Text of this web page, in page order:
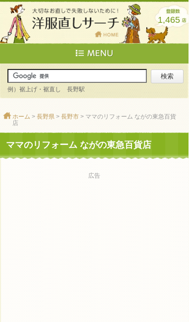
1,465
例）裾上げ・裾直し 長野駅
ホーム > 長野県 > 長野市 > ママのリフォーム ながの東急百貨
店
ママのリフォーム ながの東急百貨店